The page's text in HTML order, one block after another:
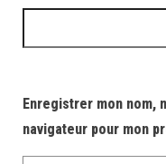
Enregistrer mon nom,
navigateur pour mon